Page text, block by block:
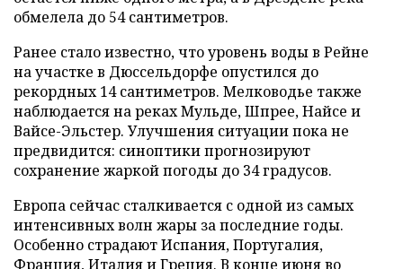
обмелела до 54 сантиметров.
Ранее стало известно, что уровень воды в Рейне
на участке в Дюссельдорфе опустился до
рекордных 14 сантиметров. Мелководье также
наблюдается на реках Мульде, Шпрее, Найсе и
Вайсе-Эльстер. Улучшения ситуации пока не
предвидится: синоптики прогнозируют
сохранение жаркой погоды до 34 градусов.
Европа сейчас сталкивается с одной из самых
интенсивных волн жары за последние годы.
Особенно страдают Испания, Португалия,
Франция, Италия и Греция. В конце июня во